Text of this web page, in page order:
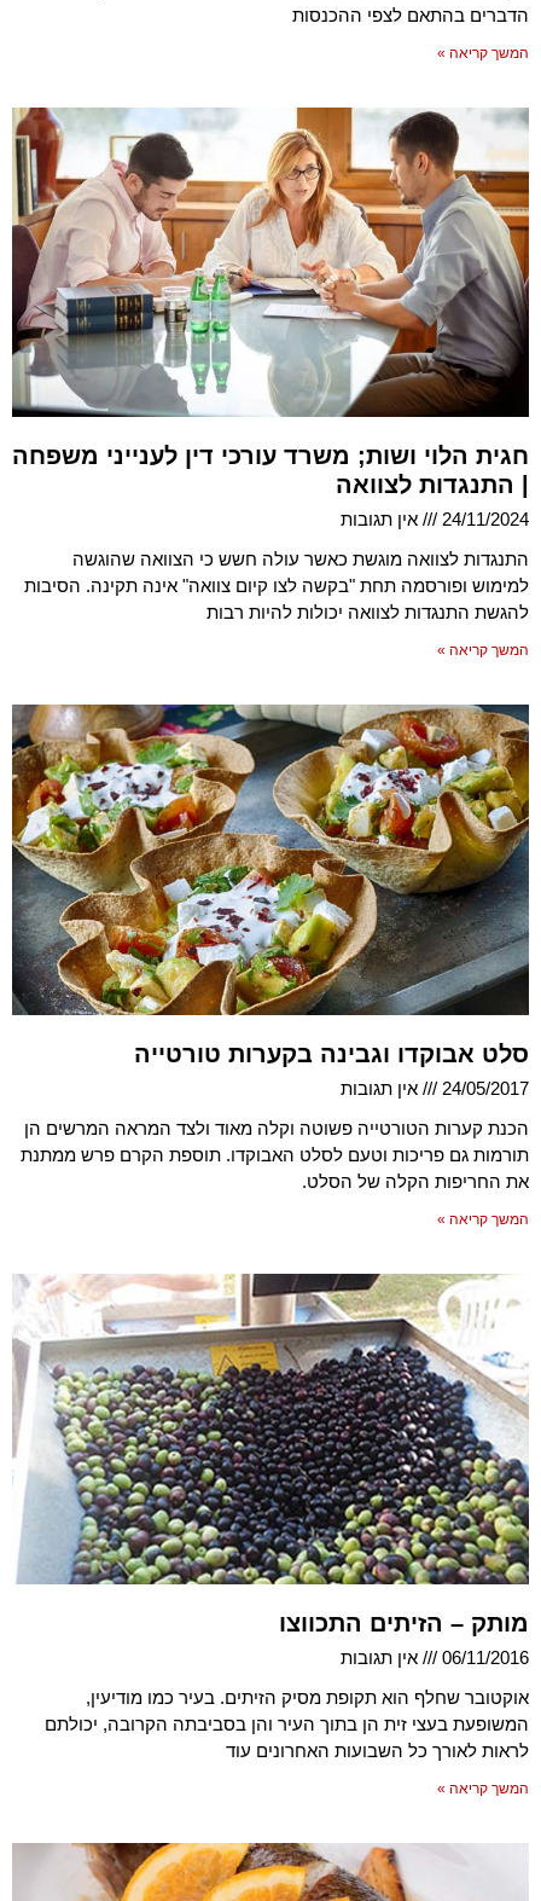
הדברים בהתאם לצפי ההכנסות
המשך קריאה »
חגית הלוי ושות; משרד עורכי דין לענייני משפחה
| התנגדות לצוואה
24/11/2024
אין תגובות
התנגדות לצוואה מוגשת כאשר עולה חשש כי הצוואה שהוגשה
למימוש ופורסמה תחת "בקשה לצו קיום צוואה" אינה תקינה. הסיבות
להגשת התנגדות לצוואה יכולות להיות רבות
המשך קריאה »
סלט אבוקדו וגבינה בקערות טורטייה
24/05/2017
אין תגובות
הכנת קערות הטורטייה פשוטה וקלה מאוד ולצד המראה המרשים הן
תורמות גם פריכות וטעם לסלט האבוקדו. תוספת הקרם פרש ממתנת
את החריפות הקלה של הסלט.
המשך קריאה »
מותק – הזיתים התכווצו
06/11/2016
אין תגובות
אוקטובר שחלף הוא תקופת מסיק הזיתים. בעיר כמו מודיעין,
המשופעת בעצי זית הן בתוך העיר והן בסביבתה הקרובה, יכולתם
לראות לאורך כל השבועות האחרונים עוד
המשך קריאה »